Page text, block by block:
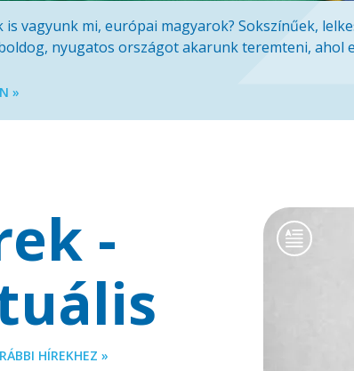
is vagyunk mi, európai magyarok? Sokszínűek,
nyugatos országot akarunk teremteni,
»
-
HÍREKHEZ »